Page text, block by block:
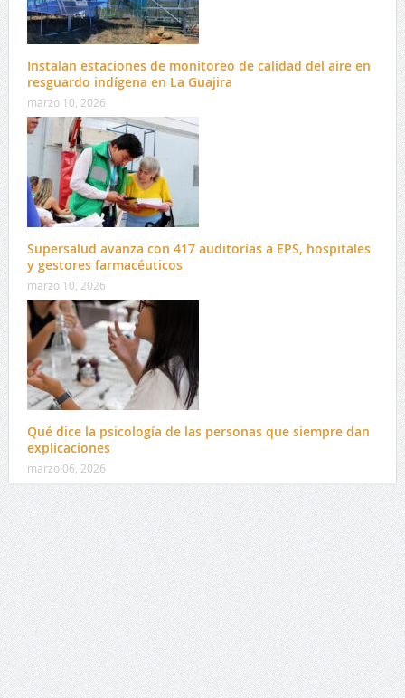
Instalan estaciones de monitoreo de calidad del aire en
resguardo indígena en La Guajira
marzo 10, 2026
Supersalud avanza con 417 auditorías a EPS, hospitales
y gestores farmacéuticos
marzo 10, 2026
Qué dice la psicología de las personas que siempre dan
explicaciones
marzo 06, 2026